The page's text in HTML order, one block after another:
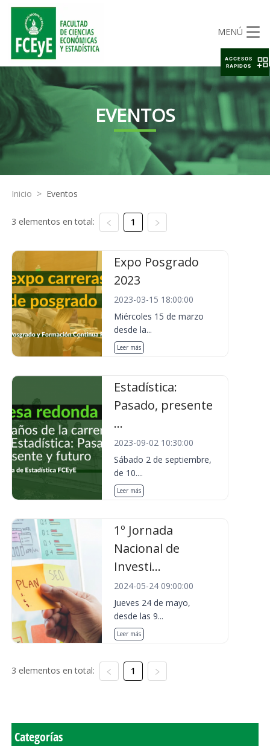
MENÚ
EVENTOS
Inicio > Eventos
3 elementos en total: 1
Expo Posgrado
2023
2023-03-15 18:00:00
Miércoles 15 de marzo
desde la...
Leer más
Estadística:
Pasado, presente
...
2023-09-02 10:30:00
Sábado 2 de septiembre,
de 10....
Leer más
1º Jornada
Nacional de
Investi...
2024-05-24 09:00:00
Jueves 24 de mayo,
desde las 9...
Leer más
3 elementos en total: 1
Categorías
ACCESOS
RAPIDOS